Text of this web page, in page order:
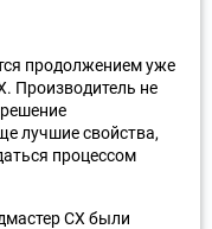
продолжением уже
Производитель не
лучшие свойства,
процессом
СХ были